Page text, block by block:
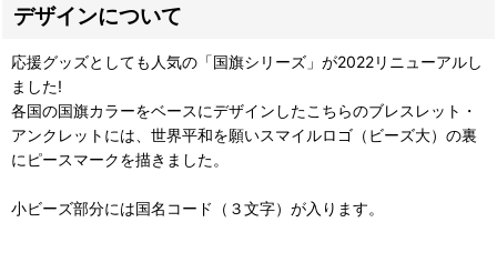
デザインについて
応援グッズとしても人気の「国旗シリーズ」が2022リニューアルし
ました!
各国の国旗カラーをベースにデザインしたこちらのブレスレット・
アンクレットには、世界平和を願いスマイルロゴ（ビーズ大）の裏
にピースマークを描きました。
小ビーズ部分には国名コード（３文字）が入ります。